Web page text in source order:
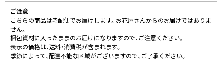
ご注意
こちらの商品は宅配便でお届けします。お花屋さんからのお届けではありま
せん。
梱包資材に入ったままのお届けになりますので、ご注意ください。
表示の価格は、送料・消費税が含まれます。
季節によって、配達不能な区域がございますので、ご了承ください。